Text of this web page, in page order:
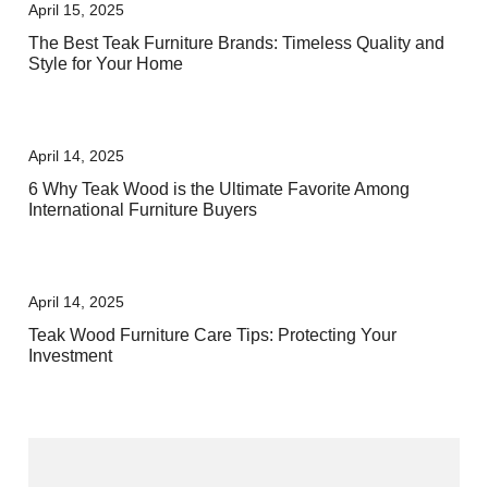
April 15, 2025
The Best Teak Furniture Brands: Timeless Quality and
Style for Your Home
April 14, 2025
6 Why Teak Wood is the Ultimate Favorite Among
International Furniture Buyers
April 14, 2025
Teak Wood Furniture Care Tips: Protecting Your
Investment